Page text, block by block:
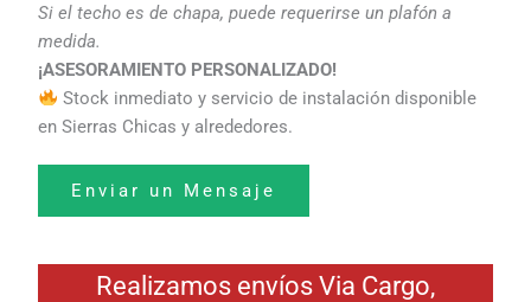
Si el techo es de chapa, puede requerirse un plafón a
medida.
¡ASESORAMIENTO PERSONALIZADO!
Stock inmediato y servicio de instalación disponible
en Sierras Chicas y alrededores.
Enviar un Mensaje
Realizamos envíos Via Cargo,